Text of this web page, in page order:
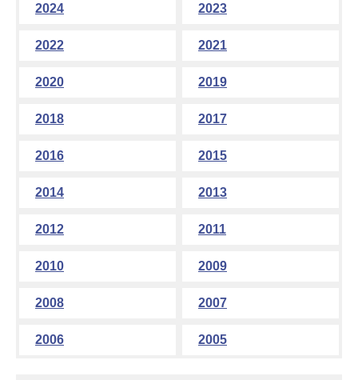
2024 2023
2022 2021
2020 2019
2018 2017
2016 2015
2014 2013
2012 2011
2010 2009
2008 2007
2006 2005